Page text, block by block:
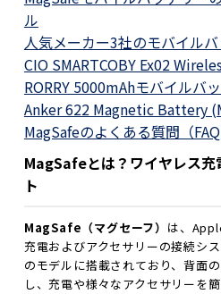
ル
人気メーカー3社のモバイル
CIO SMARTCOBY Ex02
RORRY 5000mAhモバイルバ
Anker 622 Magnetic Battery
MagSafeのよくある質問（FAQ
MagSafeとは？ワイヤレス
ト
MagSafe（マグセーフ） は、
充電およびアクセサリーの接続シ
のモデルに搭載されており、背面
し、充電や様々なアクセサリーを